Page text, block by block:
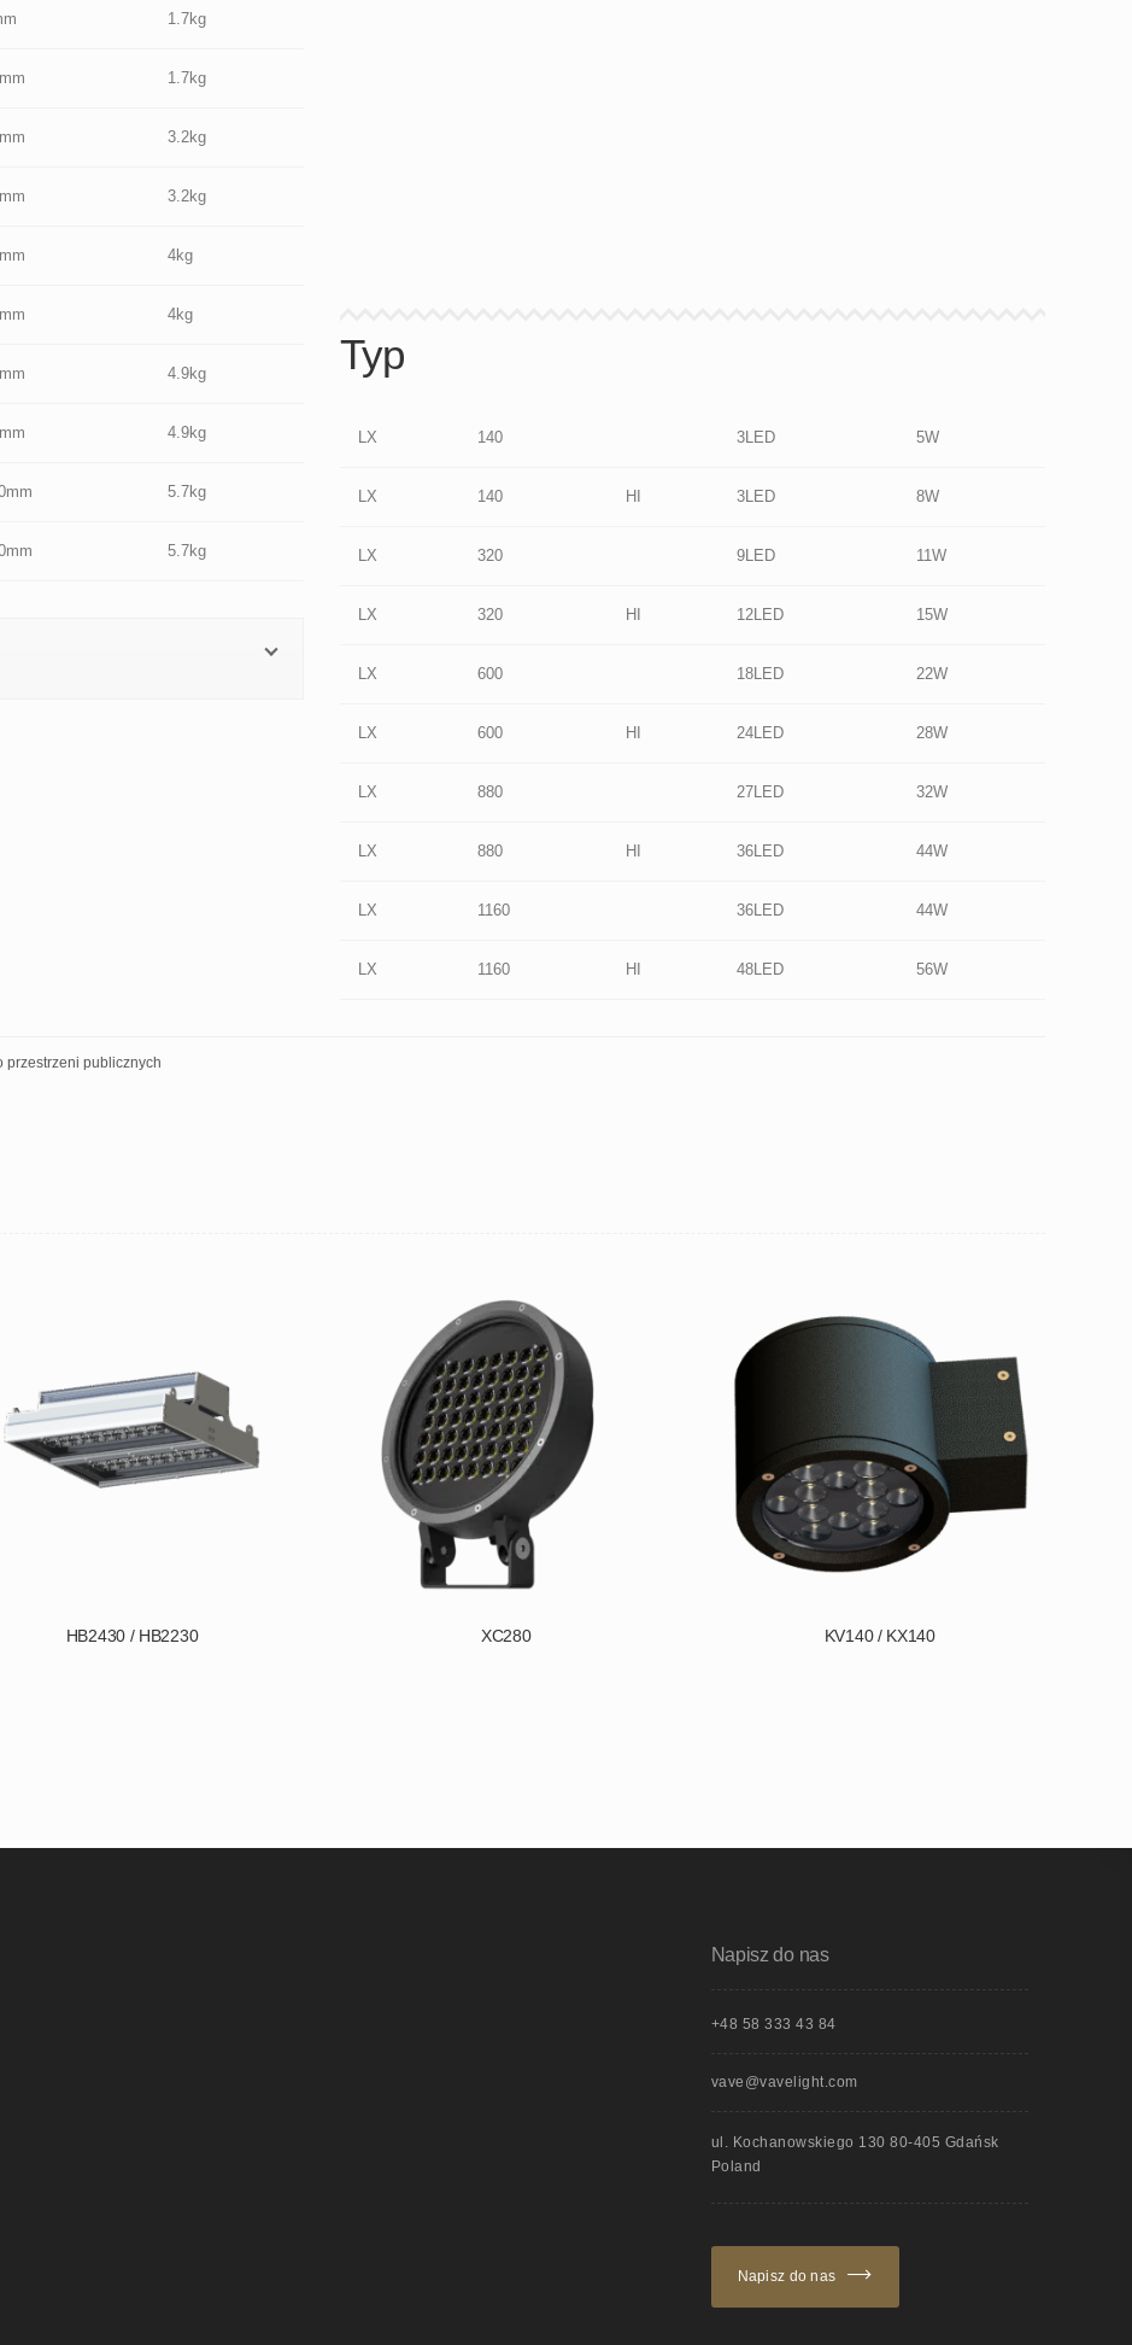
1.7kg
1.7kg
3.2kg
3.2kg
4kg
4kg
4.9kg
4.9kg
5.7kg
5.7kg
Typ
LX 140 3LED 5W
LX 140 HI 3LED 8W
LX 320 9LED 11W
LX 320 HI 12LED 15W
LX 600 18LED 22W
LX 600 HI 24LED 28W
LX 880 27LED 32W
LX 880 HI 36LED 44W
LX 1160 36LED 44W
LX 1160 HI 48LED 56W
przestrzeni publicznych
HB2430 / HB2230 XC280 KV140 / KX140
Napisz do nas
+48 58 333 43 84
vave@vavelight.com
ul. Kochanowskiego 130 80-405 Gdańsk
Poland
Napisz do nas